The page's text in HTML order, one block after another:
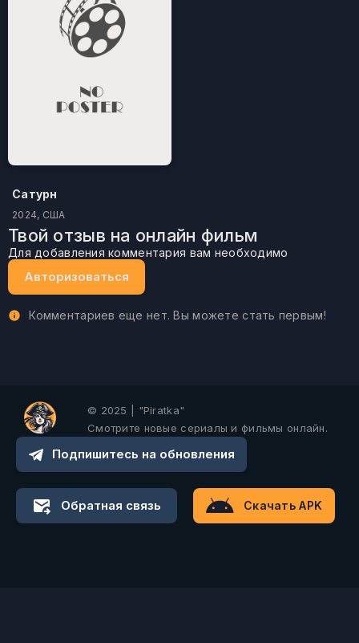
Сатурн
2024, США
Твой отзыв на онлайн фильм
Для добавления комментария вам необходимо
Авторизоваться
Комментариев еще нет. Вы можете стать первым!
© 2025 | "Piratka"
Смотрите новые сериалы и фильмы онлайн.
Подпишитесь на обновления
Обратная связь Скачать APK